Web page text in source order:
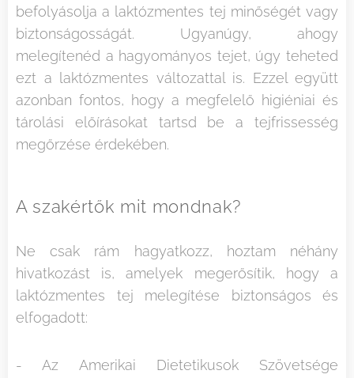
befolyásolja a laktózmentes tej minőségét vagy
biztonságosságát. Ugyanúgy, ahogy
melegítenéd a hagyományos tejet, úgy teheted
ezt a laktózmentes változattal is. Ezzel együtt
azonban fontos, hogy a megfelelő higiéniai és
tárolási előírásokat tartsd be a tejfrissesség
megőrzése érdekében.
A szakértők mit mondnak?
Ne csak rám hagyatkozz, hoztam néhány
hivatkozást is, amelyek megerősítik, hogy a
laktózmentes tej melegítése biztonságos és
elfogadott:
- Az Amerikai Dietetikusok Szövetsége